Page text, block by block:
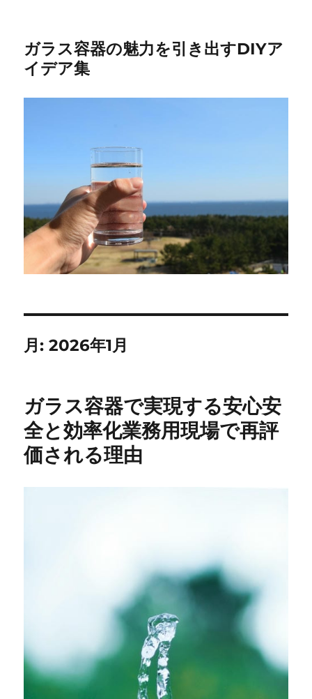
ガラス容器の魅力を引き出すDIYア
イデア集
月:2026年1月
ガラス容器で実現する安心安
全と効率化業務用現場で再評
価される理由